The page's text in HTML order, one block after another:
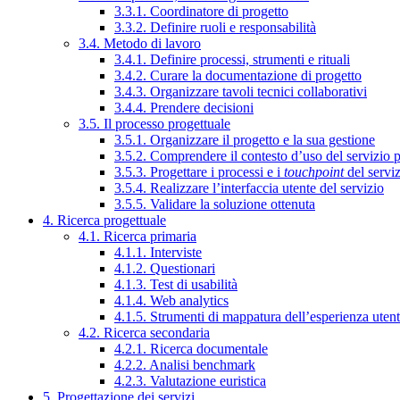
3.3.1. Coordinatore di progetto
3.3.2. Definire ruoli e responsabilità
3.4. Metodo di lavoro
3.4.1. Definire processi, strumenti e rituali
3.4.2. Curare la documentazione di progetto
3.4.3. Organizzare tavoli tecnici collaborativi
3.4.4. Prendere decisioni
3.5. Il processo progettuale
3.5.1. Organizzare il progetto e la sua gestione
3.5.2. Comprendere il contesto d’uso del servizio
3.5.3. Progettare i processi e i touchpointdel
3.5.4. Realizzare l’interfaccia utente del servizio
3.5.5. Validare la soluzione ottenuta
4. Ricerca progettuale
4.1. Ricerca primaria
4.1.1. Interviste
4.1.2. Questionari
4.1.3. Test di usabilità
4.1.4. Web analytics
4.1.5. Strumenti di mappatura dell’esperienza
4.2. Ricerca secondaria
4.2.1. Ricerca documentale
4.2.2. Analisi benchmark
4.2.3. Valutazione euristica
5. Progettazione dei servizi